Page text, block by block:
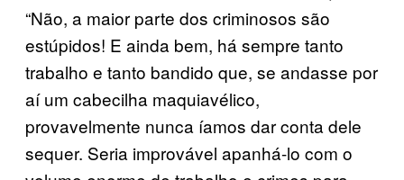
“Não, a maior parte dos criminosos são
estúpidos! E ainda bem, há sempre tanto
trabalho e tanto bandido que, se andasse por
aí um cabecilha maquiavélico,
provavelmente nunca íamos dar conta dele
sequer. Seria improvável apanhá-lo com o